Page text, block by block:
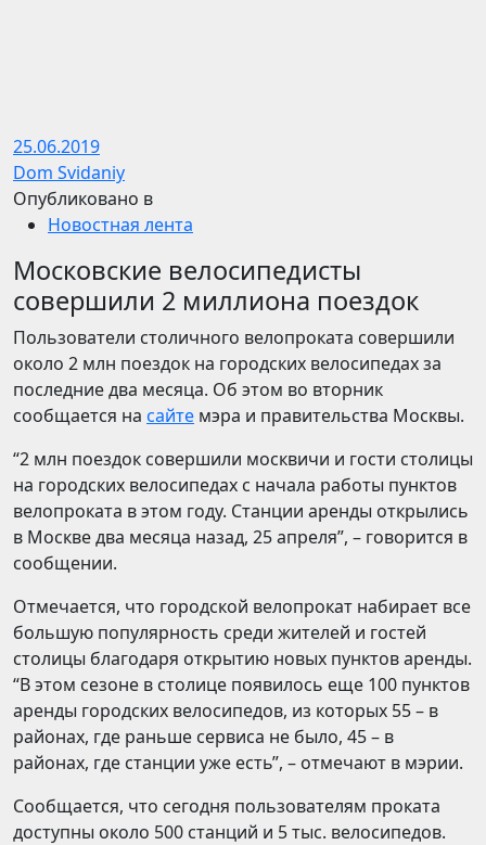
25.06.2019
Dom Svidaniy
Опубликовано в
Новостная лента
Московские велосипедисты
совершили 2 миллиона поездок
Пользователи столичного велопроката совершили
около 2 млн поездок на городских велосипедах за
последние два месяца. Об этом во вторник
сообщается на сайте мэра и правительства Москвы.
“2 млн поездок совершили москвичи и гости столицы
на городских велосипедах с начала работы пунктов
велопроката в этом году. Станции аренды открылись
в Москве два месяца назад, 25 апреля”, – говорится в
сообщении.
Отмечается, что городской велопрокат набирает все
большую популярность среди жителей и гостей
столицы благодаря открытию новых пунктов аренды.
“В этом сезоне в столице появилось еще 100 пунктов
аренды городских велосипедов, из которых 55 – в
районах, где раньше сервиса не было, 45 – в
районах, где станции уже есть”, – отмечают в мэрии.
Сообщается, что сегодня пользователям проката
доступны около 500 станций и 5 тыс. велосипедов.